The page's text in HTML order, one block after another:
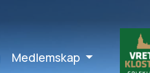
Medlemskap